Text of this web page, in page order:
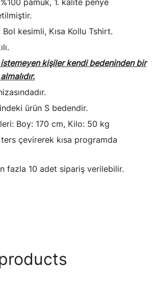
kesimli, Kısa Kollu Tshirt.
kişiler kendi bedeninden bir
ürün S bedendir.
Boy: 170 cm, Kilo: 50 kg
çevirerek kısa programda
fazla 10 adet sipariş verilebilir.